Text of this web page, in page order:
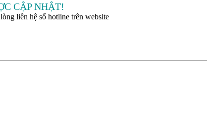
CẬP NHẬT!
liên hệ số hotline trên website